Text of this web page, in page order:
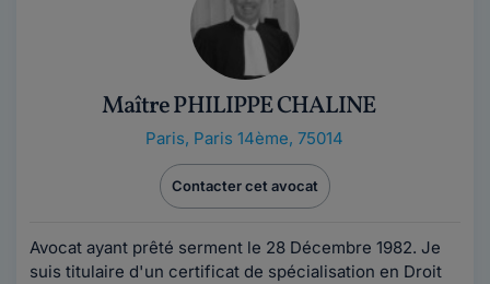
Maître PHILIPPE CHALINE
Paris, Paris 14ème, 75014
Contacter cet avocat
Avocat ayant prêté serment le 28 Décembre 1982. Je
suis titulaire d'un certificat de spécialisation en Droit